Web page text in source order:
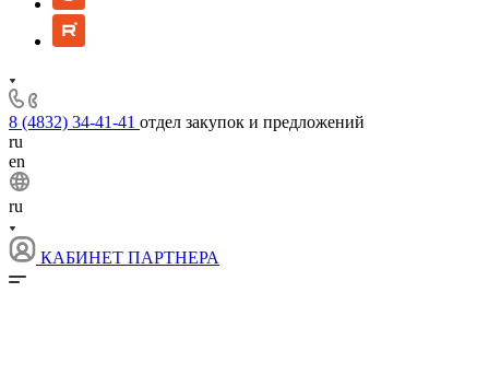
8 (4832) 34-41-41 отдел закупок и предложений
ru
en
ru
КАБИНЕТ ПАРТНЕРА